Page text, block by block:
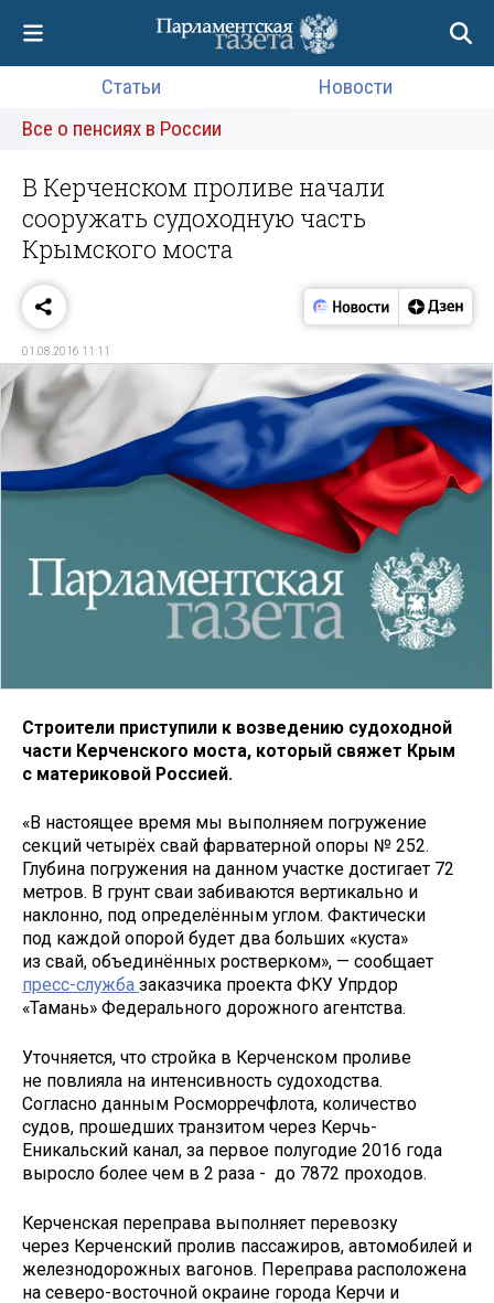
Статьи
Новости
Все о пенсиях в России
В Керченском проливе начали
сооружать судоходную часть
Крымского моста
01.08.2016 11:11
Строители приступили к возведению судоходной
части Керченского моста, который свяжет Крым
с материковой Россией.
«В настоящее время мы выполняем погружение
секций четырёх свай фарватерной опоры № 252.
Глубина погружения на данном участке достигает 72
метров. В грунт сваи забиваются вертикально и
наклонно, под определённым углом. Фактически
под каждой опорой будет два больших «куста»
из свай, объединённых ростверком», — сообщает
пресс-служба заказчика проекта ФКУ Упрдор
«Тамань» Федерального дорожного агентства.
Уточняется, что стройка в Керченском проливе
не повлияла на интенсивность судоходства.
Согласно данным Росморречфлота, количество
судов, прошедших транзитом через Керчь-
Еникальский канал, за первое полугодие 2016 года
выросло более чем в 2 раза - до 7872 проходов.
Керченская переправа выполняет перевозку
через Керченский пролив пассажиров, автомобилей и
железнодорожных вагонов. Переправа расположена
на северо-восточной окраине города Керчи и